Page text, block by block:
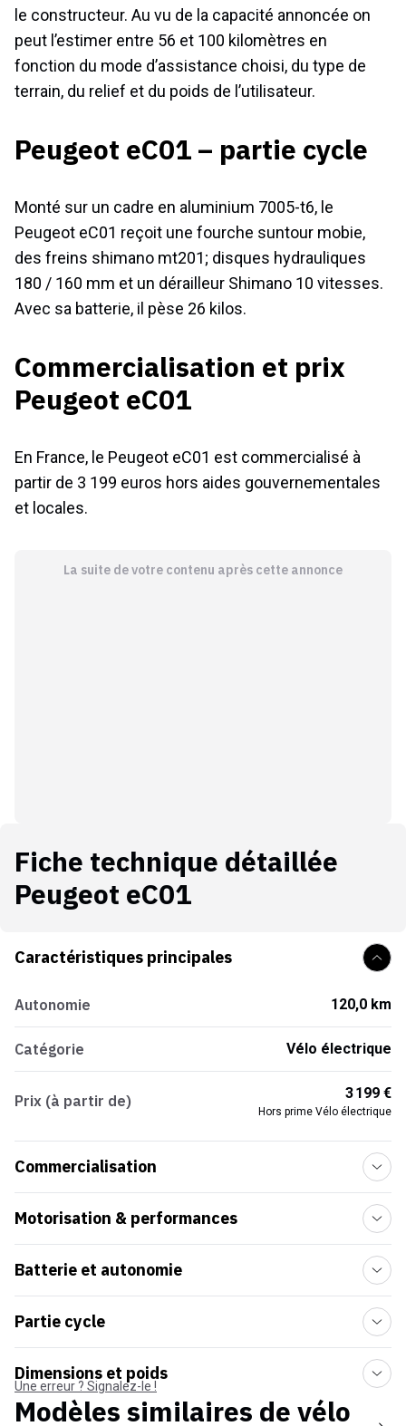
le constructeur. Au vu de la capacité annoncée on
peut l’estimer entre 56 et 100 kilomètres en
fonction du mode d’assistance choisi, du type de
terrain, du relief et du poids de l’utilisateur.
Peugeot eC01 – partie cycle
Monté sur un cadre en aluminium 7005-t6, le
Peugeot eC01 reçoit une fourche suntour mobie,
des freins shimano mt201; disques hydrauliques
180 / 160 mm et un dérailleur Shimano 10 vitesses.
Avec sa batterie, il pèse 26 kilos.
Commercialisation et prix
Peugeot eC01
En France, le Peugeot eC01 est commercialisé à
partir de 3 199 euros hors aides gouvernementales
et locales.
La suite de votre contenu après cette annonce
Fiche technique détaillée
Peugeot eC01
Caractéristiques principales
Autonomie 120,0 km
Catégorie Vélo électrique
Prix (à partir de) 3 199 €
Hors prime Vélo électrique
Commercialisation
Motorisation & performances
Batterie et autonomie
Partie cycle
Dimensions et poids
Une erreur ? Signalez-le !
Modèles similaires de vélo